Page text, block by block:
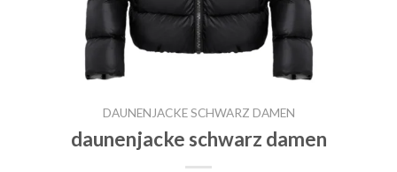
DAUNENJACKE SCHWARZ DAMEN
daunenjacke schwarz damen